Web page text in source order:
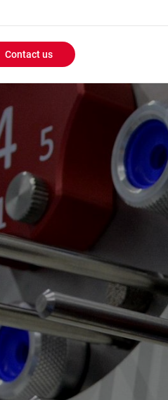
Header
Buttons
menu
Contact us